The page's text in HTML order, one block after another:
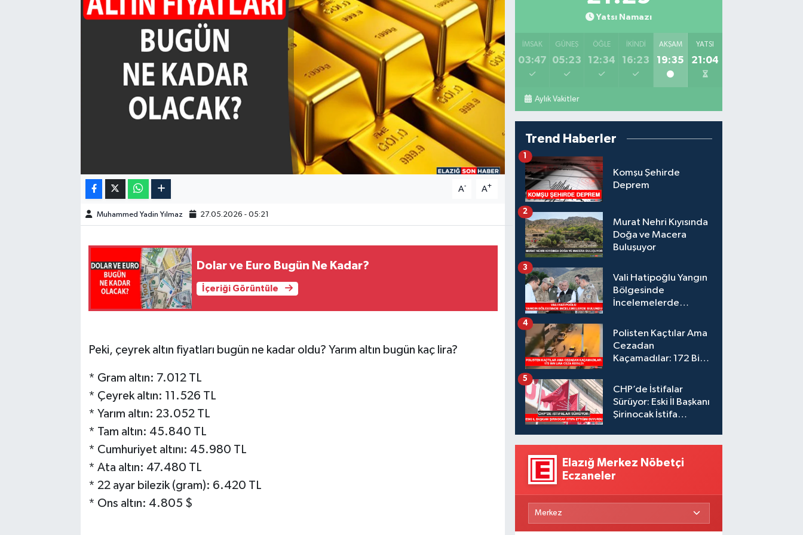
A- A+
Muhammed Yadin Yılmaz 27.05.2026 - 05:21
Dolar ve Euro Bugün Ne Kadar?
İçeriği Görüntüle
Peki, çeyrek altın fiyatları bugün ne kadar oldu? Yarım altın bugün kaç lira?
* Gram altın: 7.012 TL
* Çeyrek altın: 11.526 TL
* Yarım altın: 23.052 TL
* Tam altın: 45.840 TL
* Cumhuriyet altını: 45.980 TL
* Ata altın: 47.480 TL
* 22 ayar bilezik (gram): 6.420 TL
* Ons altın: 4.805 $
Yatsı Namazı
İMSAK
03:47
GÜNEŞ
05:23
ÖĞLE
12:34
İKINDI
16:23
AKŞAM
19:35
YATSI
21:04
Aylık Vakitler
Trend Haberler
Komşu Şehirde
Deprem
1
Murat Nehri Kıyısında
Doğa ve Macera
Buluşuyor
2
Vali Hatipoğlu Yangın
Bölgesinde
İncelemelerde
3
Polisten Kaçtılar Ama
Cezadan
Kaçamadılar: 172 Bin
4
CHP’de İstifalar
Sürüyor: Eski İl Başkanı
Şirinocak İstifa
5
Elazığ Merkez Nöbetçi
Eczaneler
ÖZEL HABER